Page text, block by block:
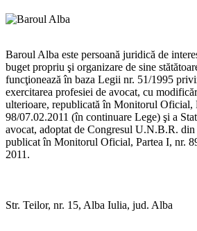
Baroul Alba este persoană juridică de
buget propriu şi organizare de sine
funcţionează în baza Legii nr. 51/1995
exercitarea profesiei de avocat, cu
ulterioare, republicată în Monitorul Oficial,
98/07.02.2011 (în continuare Lege) şi a
avocat, adoptat de Congresul U.N.B.R.
publicat în Monitorul Oficial, Partea I, nr.
2011.
Str. Teilor, nr. 15, Alba Iulia, jud. Alba